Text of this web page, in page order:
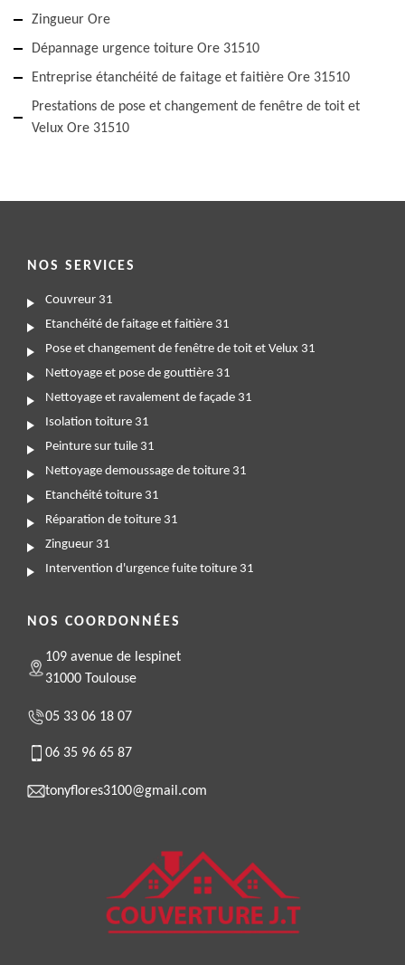
Zingueur Ore
Dépannage urgence toiture Ore 31510
Entreprise étanchéité de faitage et faitière Ore 31510
Prestations de pose et changement de fenêtre de toit et
Velux Ore 31510
NOS SERVICES
Couvreur 31
Etanchéité de faitage et faitière 31
Pose et changement de fenêtre de toit et Velux 31
Nettoyage et pose de gouttière 31
Nettoyage et ravalement de façade 31
Isolation toiture 31
Peinture sur tuile 31
Nettoyage demoussage de toiture 31
Etanchéité toiture 31
Réparation de toiture 31
Zingueur 31
Intervention d'urgence fuite toiture 31
NOS COORDONNÉES
109 avenue de lespinet
31000 Toulouse
05 33 06 18 07
06 35 96 65 87
tonyflores3100@gmail.com